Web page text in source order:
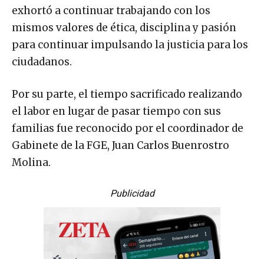
exhortó a continuar trabajando con los
mismos valores de ética, disciplina y pasión
para continuar impulsando la justicia para los
ciudadanos.
Por su parte, el tiempo sacrificado realizando
el labor en lugar de pasar tiempo con sus
familias fue reconocido por el coordinador de
Gabinete de la FGE, Juan Carlos Buenrostro
Molina.
Publicidad